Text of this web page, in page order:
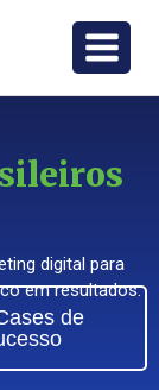
digital para
em resultados.
de